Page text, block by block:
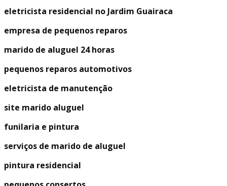
eletricista residencial no Jardim Guairaca
empresa de pequenos reparos
marido de aluguel 24 horas
pequenos reparos automotivos
eletricista de manutenção
site marido aluguel
funilaria e pintura
serviços de marido de aluguel
pintura residencial